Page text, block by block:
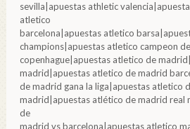
sevilla|apuestas athletic
atletico
barcelona|apuestas atletico
champions|apuestas atletico campeon
copenhague|apuestas atletico de
madrid|apuestas atletico de madrid
de madrid gana la liga|apuestas atletico
madrid|apuestas atlético de madrid real
de
madrid vs barcelona|apuestas atletico